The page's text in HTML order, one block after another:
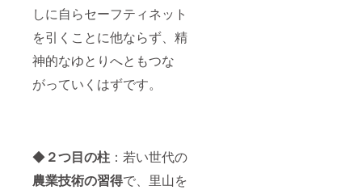
しに自らセーフティネット
を引くことに他ならず、精
神的なゆとりへともつな
がっていくはずです。
◆２つ目の柱 ：若い世代の
農業技術の習得で、里山を